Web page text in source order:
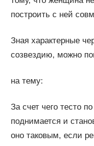
построить с ней
Зная характерные
созвездию, можно
на тему:
За счет чего тесто
поднимается и
оно таковым, если